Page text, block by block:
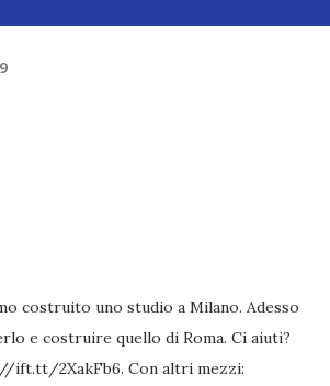
costruito uno studio a Milano. Adesso
e costruire quello di Roma. Ci aiuti?
ift.tt/2XakFb6. Con altri mezzi: